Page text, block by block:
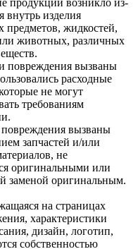
внутрь изделия
предметов, жидкостей,
животных, различных
повреждения вызваны
расходные
не могут
требованиям
вызваны
запчастей и/или
не
оригинальными или
заменой оригинальным.
на страницах
характеристики
дизайн, логотип,
собственностью